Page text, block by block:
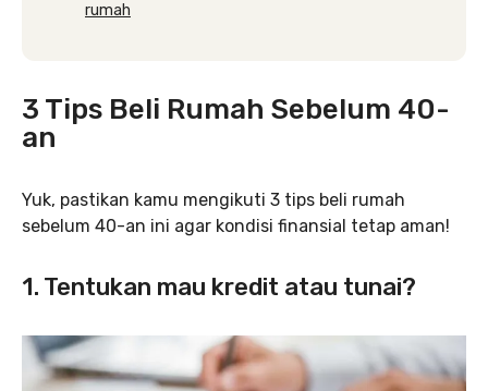
rumah
3 Tips Beli Rumah Sebelum 40-
an
Yuk, pastikan kamu mengikuti 3 tips beli rumah
sebelum 40-an ini agar kondisi finansial tetap aman!
1. Tentukan mau kredit atau tunai?